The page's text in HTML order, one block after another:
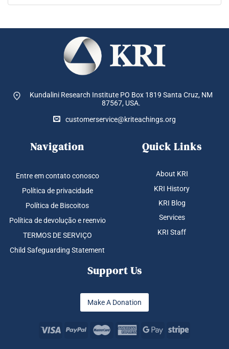
Kundalini Research Institute PO Box 1819 Santa Cruz, NM
87567, USA.
customerservice@kriteachings.org
Navigation
Entre em contato conosco
Política de privacidade
Política de Biscoitos
Política de devolução e reenvio
TERMOS DE SERVIÇO
Child Safeguarding Statement
Quick Links
About KRI
KRI History
KRI Blog
Services
KRI Staff
Support Us
Make A Donation